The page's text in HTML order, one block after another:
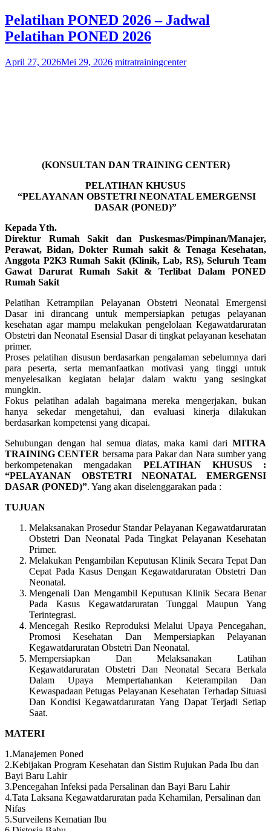
Pelatihan PONED 2026 – Jadwal
Pelatihan PONED 2026
April 27, 2026Mei 29, 2026 mitratrainingcenter
(KONSULTAN DAN TRAINING CENTER)
PELATIHAN KHUSUS
“PELAYANAN OBSTETRI NEONATAL EMERGENSI
DASAR (PONED)”
Kepada Yth.
Direktur Rumah Sakit dan Puskesmas/Pimpinan/Manajer,
Perawat, Bidan, Dokter Rumah sakit & Tenaga Kesehatan,
Anggota P2K3 Rumah Sakit (Klinik, Lab, RS), Seluruh Team
Gawat Darurat Rumah Sakit & Terlibat Dalam PONED
Rumah Sakit
Pelatihan Ketrampilan Pelayanan Obstetri Neonatal Emergensi
Dasar ini dirancang untuk mempersiapkan petugas pelayanan
kesehatan agar mampu melakukan pengelolaan Kegawatdaruratan
Obstetri dan Neonatal Esensial Dasar di tingkat pelayanan kesehatan
primer.
Proses pelatihan disusun berdasarkan pengalaman sebelumnya dari
para peserta, serta memanfaatkan motivasi yang tinggi untuk
menyelesaikan kegiatan belajar dalam waktu yang sesingkat
mungkin.
Fokus pelatihan adalah bagaimana mereka mengerjakan, bukan
hanya sekedar mengetahui, dan evaluasi kinerja dilakukan
berdasarkan kompetensi yang dicapai.
Sehubungan dengan hal semua diatas, maka kami dari MITRA
TRAINING CENTER bersama para Pakar dan Nara sumber yang
berkompetenakan mengadakan PELATIHAN KHUSUS :
“PELAYANAN OBSTETRI NEONATAL EMERGENSI
DASAR (PONED)”. Yang akan diselenggarakan pada :
TUJUAN
Melaksanakan Prosedur Standar Pelayanan Kegawatdaruratan
Obstetri Dan Neonatal Pada Tingkat Pelayanan Kesehatan
Primer.
Melakukan Pengambilan Keputusan Klinik Secara Tepat Dan
Cepat Pada Kasus Dengan Kegawatdaruratan Obstetri Dan
Neonatal.
Mengenali Dan Mengambil Keputusan Klinik Secara Benar
Pada Kasus Kegawatdaruratan Tunggal Maupun Yang
Terintegrasi.
Mencegah Resiko Reproduksi Melalui Upaya Pencegahan,
Promosi Kesehatan Dan Mempersiapkan Pelayanan
Kegawatdaruratan Obstetri Dan Neonatal.
Mempersiapkan Dan Melaksanakan Latihan
Kegawatdaruratan Obstetri Dan Neonatal Secara Berkala
Dalam Upaya Mempertahankan Keterampilan Dan
Kewaspadaan Petugas Pelayanan Kesehatan Terhadap Situasi
Dan Kondisi Kegawatdaruratan Yang Dapat Terjadi Setiap
Saat.
MATERI
1.Manajemen Poned
2.Kebijakan Program Kesehatan dan Sistim Rujukan Pada Ibu dan
Bayi Baru Lahir
3.Pencegahan Infeksi pada Persalinan dan Bayi Baru Lahir
4.Tata Laksana Kegawatdaruratan pada Kehamilan, Persalinan dan
Nifas
5.Surveilens Kematian Ibu